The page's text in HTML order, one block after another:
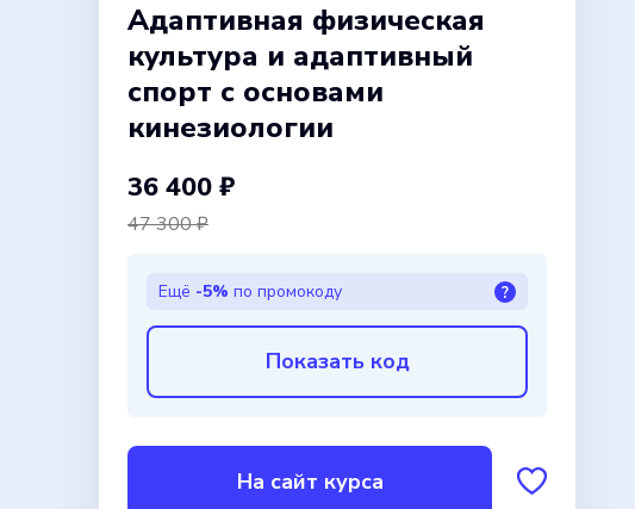
Адаптивная физическая
культура и адаптивный
спорт с основами
кинезиологии
36 400 ₽
47 300 ₽
Ещё -5% по промокоду ?
Показать код
На сайт курса